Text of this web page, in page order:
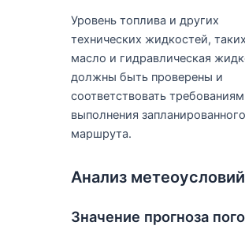
Уровень топлива и других
технических жидкостей,
масло и гидравлическая
должны быть проверены и
соответствовать
выполнения запланированного
маршрута.
Анализ метеоусловий
Значение прогноза